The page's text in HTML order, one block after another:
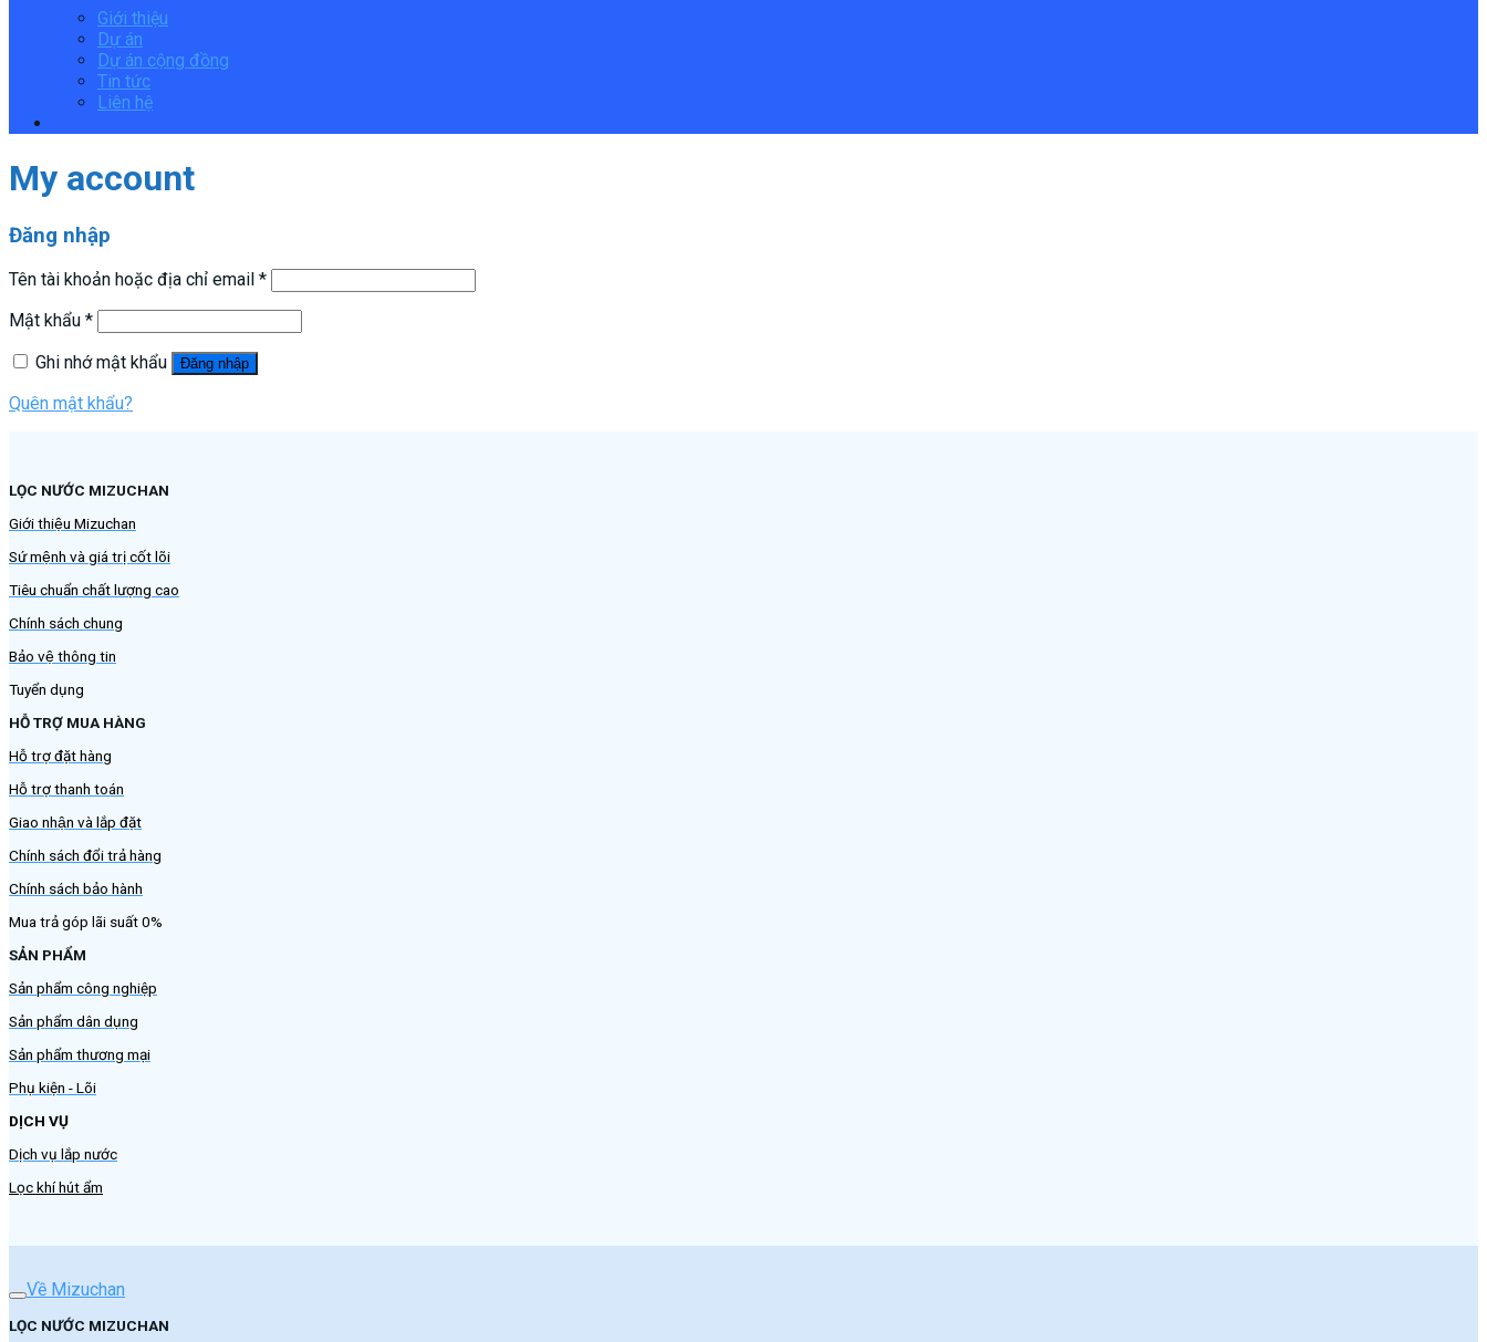
Giới thiệu
Dự án
Dự án cộng đồng
Tin tức
Liên hệ
My account
Đăng nhập
Tên tài khoản hoặc địa chỉ email *
Mật khẩu *
Ghi nhớ mật khẩu
Đăng nhập
Quên mật khẩu?
LỌC NƯỚC MIZUCHAN
Giới thiệu Mizuchan
Sứ mệnh và giá trị cốt lõi
Tiêu chuẩn chất lượng cao
Chính sách chung
Bảo vệ thông tin
Tuyển dụng
HỖ TRỢ MUA HÀNG
Hỗ trợ đặt hàng
Hỗ trợ thanh toán
Giao nhận và lắp đặt
Chính sách đổi trả hàng
Chính sách bảo hành
Mua trả góp lãi suất 0%
SẢN PHẨM
Sản phẩm công nghiệp
Sản phẩm dân dụng
Sản phẩm thương mại
Phụ kiện - Lõi
DỊCH VỤ
Dịch vụ lắp nước
Lọc khí hút ẩm
Về Mizuchan
LỌC NƯỚC MIZUCHAN